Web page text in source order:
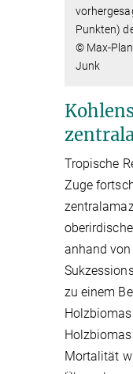
Punkten)
© Max-
Junk
Tropische
Zuge
anhand
zu einem
Mortalität